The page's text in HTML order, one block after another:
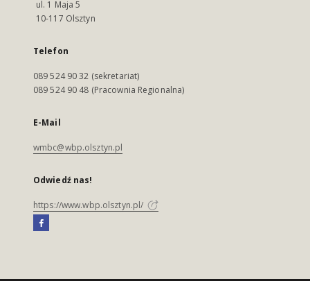
ul. 1 Maja 5
10-117 Olsztyn
Telefon
089 524 90 32 (sekretariat)
089 524 90 48 (Pracownia Regionalna)
E-Mail
wmbc@wbp.olsztyn.pl
Odwiedź nas!
https://www.wbp.olsztyn.pl/